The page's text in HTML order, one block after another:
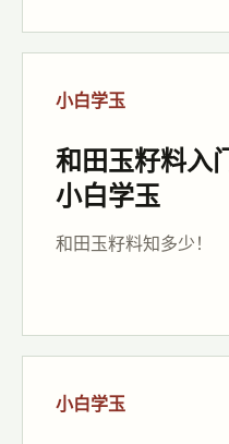
小白学玉
和田玉籽料入
小白学玉
和田玉籽料知多少！
小白学玉